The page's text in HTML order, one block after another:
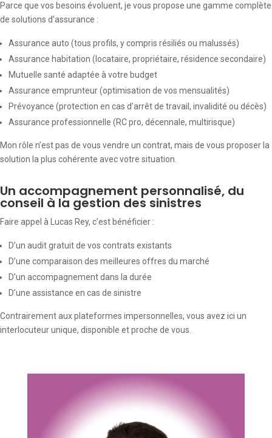
Parce que vos besoins évoluent, je vous propose une gamme complète
de solutions d’assurance :
Assurance auto (tous profils, y compris résiliés ou malussés)
Assurance habitation (locataire, propriétaire, résidence secondaire)
Mutuelle santé adaptée à votre budget
Assurance emprunteur (optimisation de vos mensualités)
Prévoyance (protection en cas d’arrêt de travail, invalidité ou décès)
Assurance professionnelle (RC pro, décennale, multirisque)
Mon rôle n’est pas de vous vendre un contrat, mais de vous proposer la
solution la plus cohérente avec votre situation.
Un accompagnement personnalisé, du
conseil à la gestion des sinistres
Faire appel à Lucas Rey, c’est bénéficier :
D’un audit gratuit de vos contrats existants
D’une comparaison des meilleures offres du marché
D’un accompagnement dans la durée
D’une assistance en cas de sinistre
Contrairement aux plateformes impersonnelles, vous avez ici un
interlocuteur unique, disponible et proche de vous.